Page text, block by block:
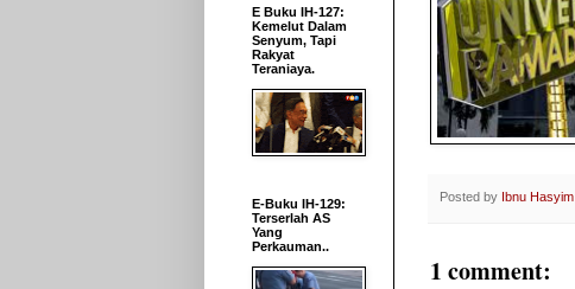
Posted by Ibnu Hasyim
1 comment:
E Buku IH-127:
Kemelut Dalam
Senyum, Tapi
Rakyat
Teraniaya.
E-Buku IH-129:
Terserlah AS
Yang
Perkauman..